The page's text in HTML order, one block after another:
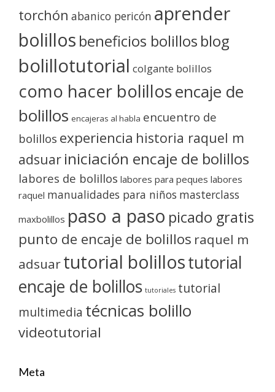
torchón abanico pericón aprender
bolillos beneficios bolillos blog
bolillotutorial colgante bolillos
como hacer bolillosencaje de
bolillos encajeras al habla encuentro de
bolillos experiencia historia raquel m
adsuar iniciación encaje de bolillos
labores de bolillos labores para peques labores
raquel manualidades para niños masterclass
maxbolillos paso a paso picado gratis
punto de encaje de bolillos raquel m
adsuartutorial bolillostutorial
encaje de bolillos tutoriales tutorial
multimedia técnicas bolillo
videotutorial
Meta